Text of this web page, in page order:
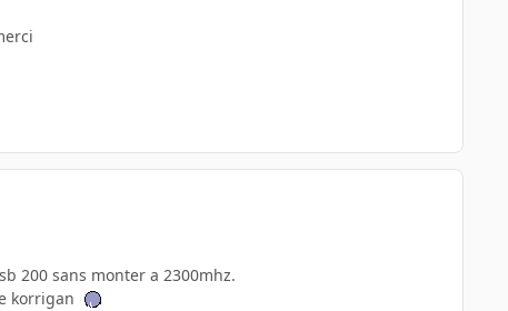
200 sans monter a 2300mhz.
korrigan